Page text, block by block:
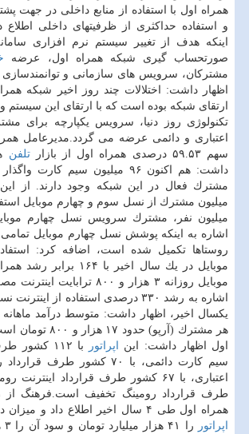
همراه اول با استفاده از منابع داخلی در جهت
و استفاده حداكثری از ظرفیتهای داخلی اطلاع
اینكه هدف از تغییر سیستم نرم افزاری
صورتحساب گیری شبكه همراه اول، عرضه
مشتركان، سرویس های سازمانی و
اظهار داشت: اختلالات چند روز اخیر شبكه
ارتقای شبكه بوده است كه با ارتقای این سیستم و
تكنولوژی روز دنیا، سرویس یكپارچه برای
اعتباری و دائمی عرضه می گردد.مدیرعامل
سهم ۵۹.۵۳ درصدی همراه اول از بازار
تلفن
میلیون نفر، مشترك سرویس نسل چهارم
روستاها تكمیل شده است، اضافه كرد:
موبایل در یك سال اخیر با
موبایل روزانه ۳ هزار و ۸۰۰
اشاره به رشد ۳۳۰ درصدی استفاده از
یكسال اخیر، اظهار داشت: متوسط درآمد ماهانه
هر مشترك (آرپو)
اول اظهار داشت: این اپراتور
با ۱۱۲
سیم كارت دائمی، با ۷۰ كشور
طرف قرارداد رومینگ تخفیف است.فرهنگ از
همراه اول طی ۴ سال اخیر اطلاع داد و میزان درآمد سال قبل این
اپراتور